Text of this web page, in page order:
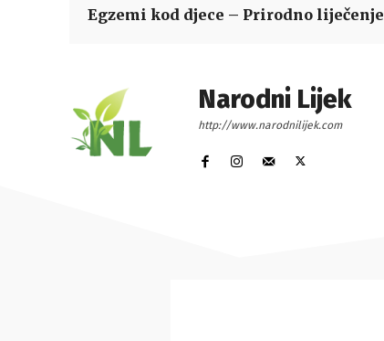
Egzemi kod djece – Prirodno liječenje
Narodni Lijek
http://www.narodnilijek.com